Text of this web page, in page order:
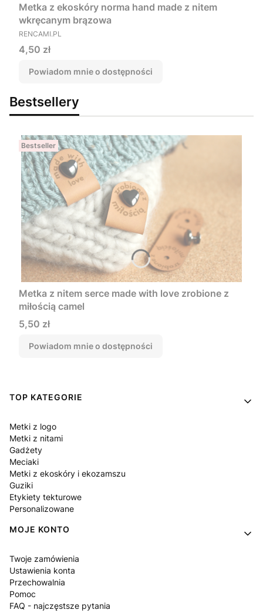
Metka z ekoskóry norma hand made z nitem
wkręcanym brązowa
PRODUCENT
RENCAMI.PL
Cena
4,50 zł
Powiadom mnie o dostępności
Bestsellery
Bestseller
Metka z nitem serce made with love zrobione z
miłością camel
Cena
5,50 zł
Powiadom mnie o dostępności
Linki w stopce
TOP KATEGORIE
Metki z logo
Metki z nitami
Gadżety
Meciaki
Metki z ekoskóry i ekozamszu
Guziki
Etykiety tekturowe
Personalizowane
MOJE KONTO
Twoje zamówienia
Ustawienia konta
Przechowalnia
Pomoc
FAQ - najczęstsze pytania